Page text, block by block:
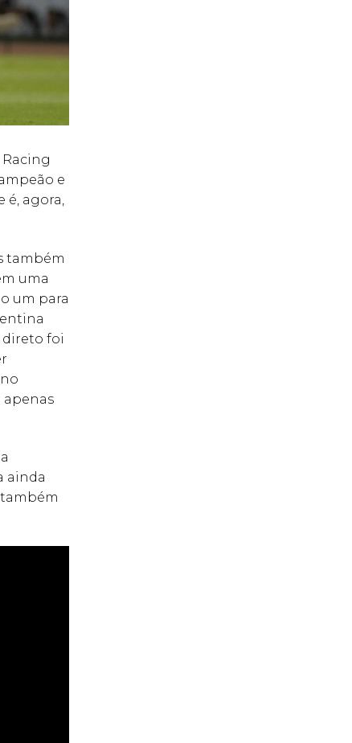
e
é, agora,
também
uma
um para
direto foi
apenas
ainda